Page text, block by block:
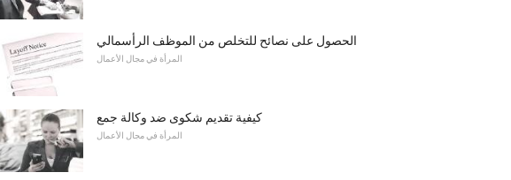
الحصول على نصائح للتخلص من الموظف الرأسمالي
المرأة في مجال الأعمال
كيفية تقديم شكوى ضد وكالة جمع
المرأة في مجال الأعمال